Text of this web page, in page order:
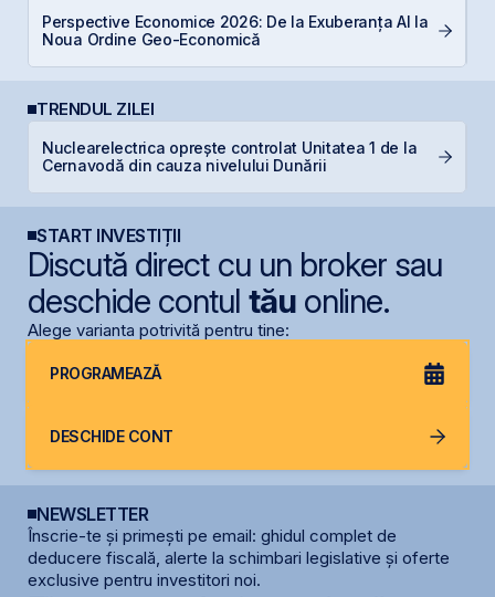
Perspective Economice 2026: De la Exuberanța AI la
Noua Ordine Geo-Economică
TRENDUL ZILEI
Nuclearelectrica oprește controlat Unitatea 1 de la
Cernavodă din cauza nivelului Dunării
START INVESTIȚII
Discută direct cu un broker sau
deschide contul tăuonline.
Alege varianta potrivită pentru tine:
PROGRAMEAZĂ
DESCHIDE CONT
NEWSLETTER
Înscrie-te și primești pe email: ghidul complet de
deducere fiscală, alerte la schimbari legislative și oferte
exclusive pentru investitori noi.